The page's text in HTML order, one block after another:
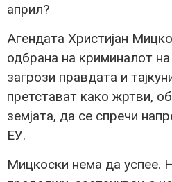
април?
Агендата Христијан
одбрана на криминалот
загрози правдата и
претстават како жртви,
земјата, да се спречи
ЕУ.
Мицкоски нема да успее.